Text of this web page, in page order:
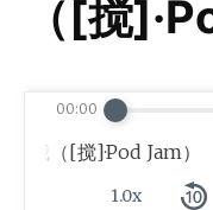
（[搅
我（[搅]·Pod Jam）
1.0x
00:00